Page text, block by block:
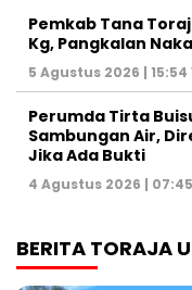
Pemkab Tana
Kg, Pangkalan
5 Agustus 2026 | 15:54
Perumda Tirta
Sambungan Air,
Jika Ada Bukti
4 Agustus 2026 |
BERITA TORAJA